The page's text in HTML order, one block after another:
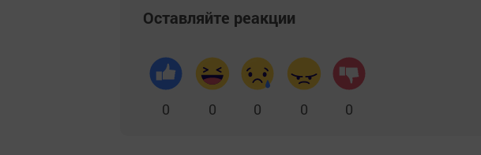
Оставляйте реакции
0 0 0 0 0